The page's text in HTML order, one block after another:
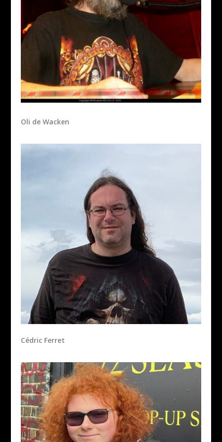
Oli de Wacken
Cédric Ferret